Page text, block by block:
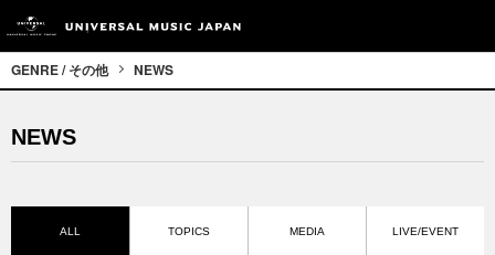
GENRE / その他 NEWS
NEWS
ALL TOPICS MEDIA LIVE/EVENT